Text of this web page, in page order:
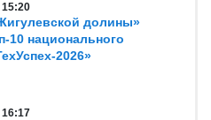
15:20
долины»
10 национального
2026»
16:17